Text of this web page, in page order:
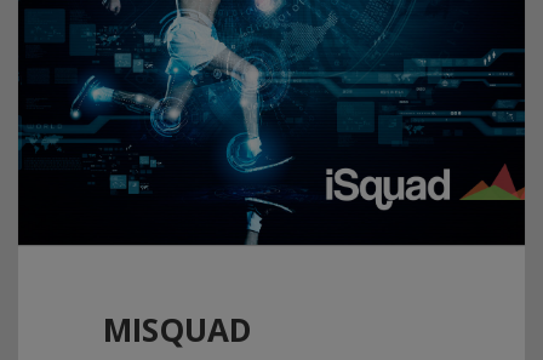
MISQUAD